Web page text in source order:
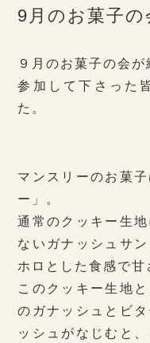
9月のお菓子の
９月のお菓子の会が
参加して下さった
た。
マンスリーのお菓
ー」。
通常のクッキー生
ないガナッシュサ
ホロとした食感で甘
このクッキー生地
のガナッシュとビ
ッシュがなじむと